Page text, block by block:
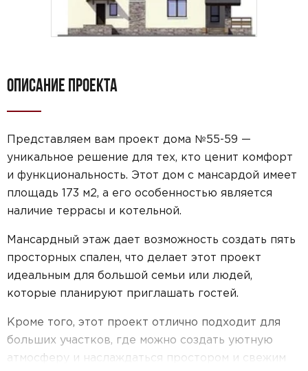
ОПИСАНИЕ ПРОЕКТА
Представляем вам проект дома №55-59 —
уникальное решение для тех, кто ценит комфорт
и функциональность. Этот дом с мансардой имеет
площадь 173 м2, а его особенностью является
наличие террасы и котельной.
Мансардный этаж дает возможность создать пять
просторных спален, что делает этот проект
идеальным для большой семьи или людей,
которые планируют приглашать гостей.
Кроме того, этот проект отлично подходит для
больших участков, где можно создать уютную
атмосферу и наслаждаться простором и свежим